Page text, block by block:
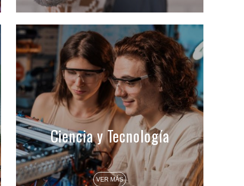
Ciencia y Tecnología
VER MÁS